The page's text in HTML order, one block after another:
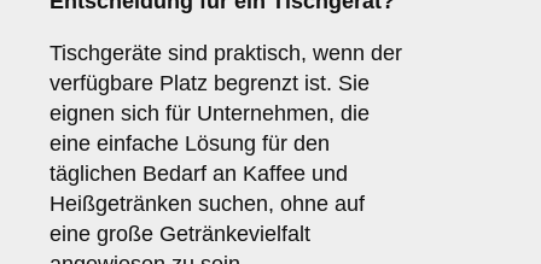
Tischgeräte sind praktisch, wenn der
verfügbare Platz begrenzt ist. Sie
eignen sich für Unternehmen, die
eine einfache Lösung für den
täglichen Bedarf an Kaffee und
Heißgetränken suchen, ohne auf
eine große Getränkevielfalt